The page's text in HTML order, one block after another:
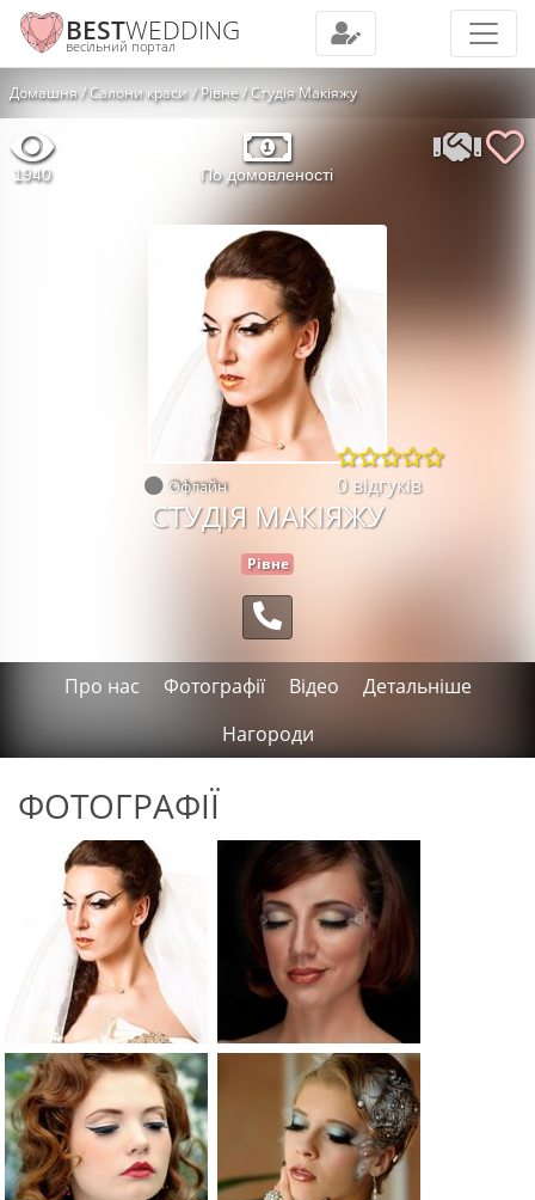
BESTWEDDING
весільний портал
Домашня Салони краси Рівне Студія Макіяжу
1940 По домовленості
Офлайн 0 відгуків
СТУДІЯ МАКІЯЖУ
Рівне
Про нас Фотографії Відео
Детальніше
Нагороди
ФОТОГРАФІЇ